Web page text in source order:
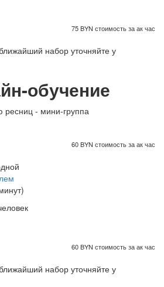
75 BYN стоимость за ак час
набор уточняйте у
обучение
- мини-группа
60 BYN стоимость за ак час
60 BYN стоимость за ак час
набор уточняйте у